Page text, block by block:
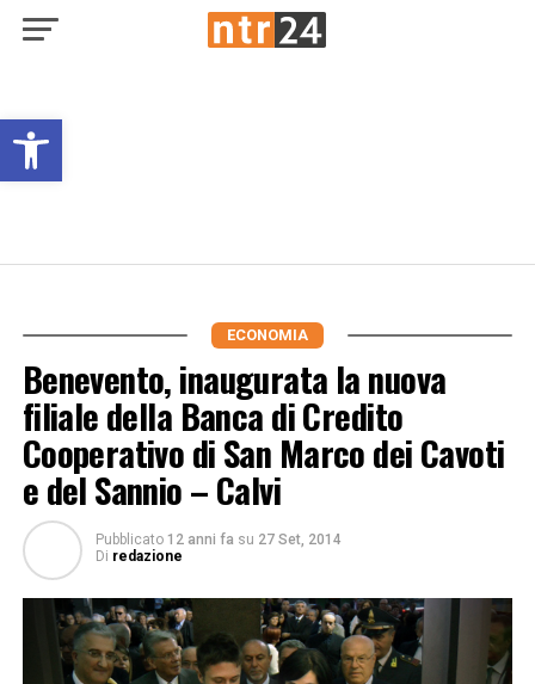
Open toolbar
ECONOMIA
Benevento, inaugurata la nuova
filiale della Banca di Credito
Cooperativo di San Marco dei Cavoti
e del Sannio – Calvi
Pubblicato 12 anni fa su 27 Set, 2014
Di redazione